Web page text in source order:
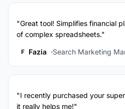
"Great tool! Simplifies financial
of complex spreadsheets."
F Fazia Search Marketing
"I recently purchased your
it really helps me!"